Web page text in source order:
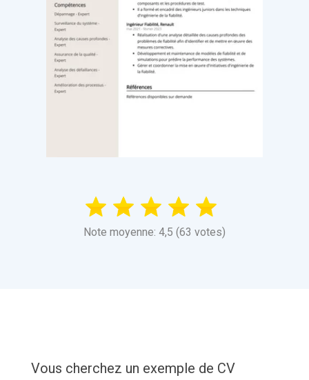
Note moyenne: 4,5 (63 votes)
Vous cherchez un exemple de CV